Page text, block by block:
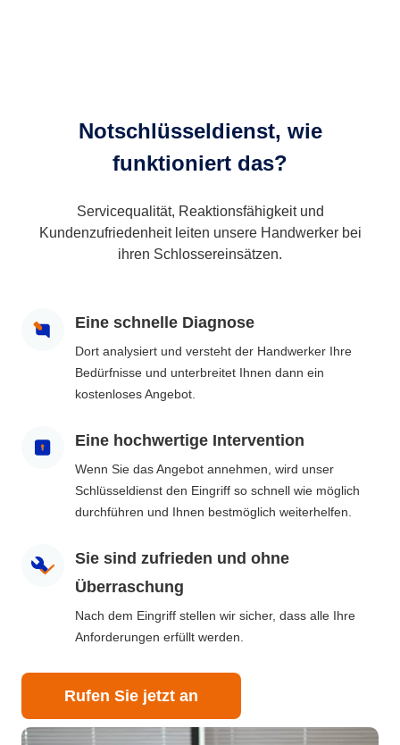
Notschlüsseldienst, wie
funktioniert das?
Servicequalität, Reaktionsfähigkeit und
Kundenzufriedenheit leiten unsere Handwerker bei
ihren Schlossereinsätzen.
Eine schnelle Diagnose
Dort analysiert und versteht der Handwerker Ihre
Bedürfnisse und unterbreitet Ihnen dann ein
kostenloses Angebot.
Eine hochwertige Intervention
Wenn Sie das Angebot annehmen, wird unser
Schlüsseldienst den Eingriff so schnell wie möglich
durchführen und Ihnen bestmöglich weiterhelfen.
Sie sind zufrieden und ohne
Überraschung
Nach dem Eingriff stellen wir sicher, dass alle Ihre
Anforderungen erfüllt werden.
Rufen Sie jetzt an